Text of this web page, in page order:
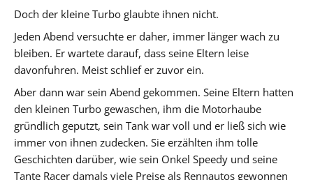
Doch der kleine Turbo glaubte ihnen nicht.
Jeden Abend versuchte er daher, immer länger wach zu
bleiben. Er wartete darauf, dass seine Eltern leise
davonfuhren. Meist schlief er zuvor ein.
Aber dann war sein Abend gekommen. Seine Eltern hatten
den kleinen Turbo gewaschen, ihm die Motorhaube
gründlich geputzt, sein Tank war voll und er ließ sich wie
immer von ihnen zudecken. Sie erzählten ihm tolle
Geschichten darüber, wie sein Onkel Speedy und seine
Tante Racer damals viele Preise als Rennautos gewonnen